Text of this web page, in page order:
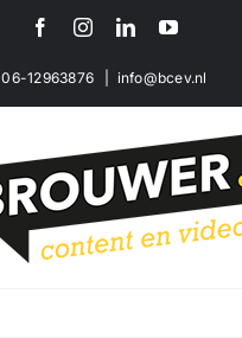
FacebookInstagramLinkedInYouTube
06-12963876 info@bcev.nl